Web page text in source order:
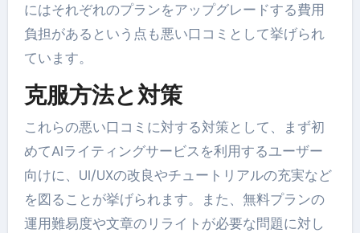
にはそれぞれのプランをアップグレードする費用
負担があるという点も悪い口コミとして挙げられ
ています。
克服方法と対策
これらの悪い口コミに対する対策として、まず初
めてAIライティングサービスを利用するユーザー
向けに、UI/UXの改良やチュートリアルの充実など
を図ることが挙げられます。また、無料プランの
運用難易度や文章のリライトが必要な問題に対し